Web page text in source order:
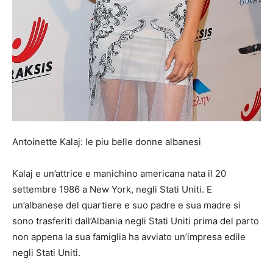
Antoinette Kalaj: le piu belle donne albanesi
Kalaj e un’attrice e manichino americana nata il 20
settembre 1986 a New York, negli Stati Uniti. E
un’albanese del quartiere e suo padre e sua madre si
sono trasferiti dall’Albania negli Stati Uniti prima del parto
non appena la sua famiglia ha avviato un’impresa edile
negli Stati Uniti.